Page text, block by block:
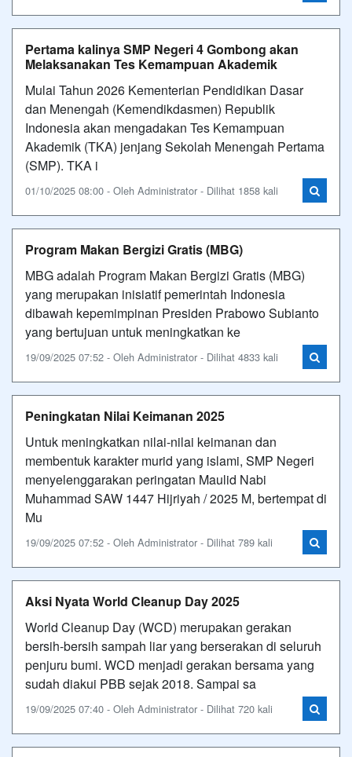
Pertama kalinya SMP Negeri 4 Gombong akan
Melaksanakan Tes Kemampuan Akademik
Mulai Tahun 2026 Kementerian Pendidikan Dasar
dan Menengah (Kemendikdasmen) Republik
Indonesia akan mengadakan Tes Kemampuan
Akademik (TKA) jenjang Sekolah Menengah Pertama
(SMP). TKA i
01/10/2025 08:00 - Oleh Administrator - Dilihat 1858 kali
Program Makan Bergizi Gratis (MBG)
MBG adalah Program Makan Bergizi Gratis (MBG)
yang merupakan inisiatif pemerintah Indonesia
dibawah kepemimpinan Presiden Prabowo Subianto
yang bertujuan untuk meningkatkan ke
19/09/2025 07:52 - Oleh Administrator - Dilihat 4833 kali
Peningkatan Nilai Keimanan 2025
Untuk meningkatkan nilai-nilai keimanan dan
membentuk karakter murid yang islami, SMP Negeri
menyelenggarakan peringatan Maulid Nabi
Muhammad SAW 1447 Hijriyah / 2025 M, bertempat di
Mu
19/09/2025 07:52 - Oleh Administrator - Dilihat 789 kali
Aksi Nyata World Cleanup Day 2025
World Cleanup Day (WCD) merupakan gerakan
bersih-bersih sampah liar yang berserakan di seluruh
penjuru bumi. WCD menjadi gerakan bersama yang
sudah diakui PBB sejak 2018. Sampai sa
19/09/2025 07:40 - Oleh Administrator - Dilihat 720 kali